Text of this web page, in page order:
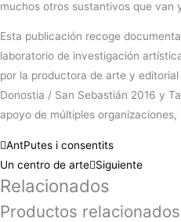
muchos otros sustantivos que van
Esta publicación recoge
laboratorio de investigación
por la productora de arte y
Donostia / San Sebastián 2016 y
apoyo de múltiples
AntPutes i consentits
Un centro de arte Siguiente
Relacionados
Productos relacionados